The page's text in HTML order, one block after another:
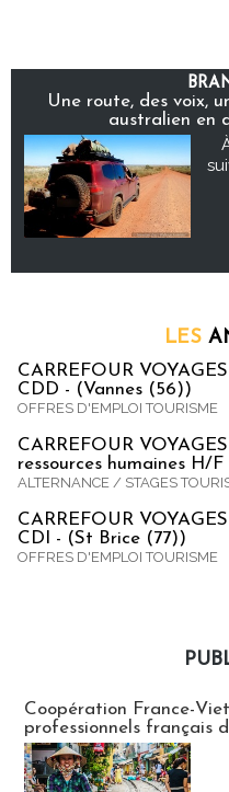
Une route, des voix,
australien en
LES
CARREFOUR
CDD - (Vannes (56))
OFFRES D'EMPLOI TOURISME
CARREFOUR
ressources humaines H/
ALTERNANCE / STAGES
CARREFOUR
CDI - (St Brice (77))
OFFRES D'EMPLOI TOURISME
Coopération France-
professionnels français